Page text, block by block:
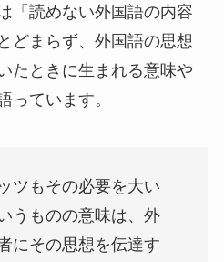
「読めない外国語の内容
どまらず、外国語の思想
たときに生まれる意味や
っています。
ツもその必要を大い
うものの意味は、外
にその思想を伝達す